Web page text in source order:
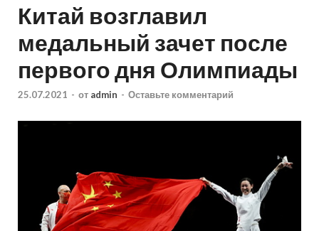
Китай возглавил
медальный зачет после
первого дня Олимпиады
25.07.2021 - от admin - Оставьте комментарий